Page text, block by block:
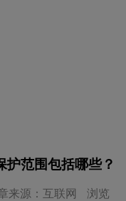
护范围包括哪些？
来源：互联网
浏览